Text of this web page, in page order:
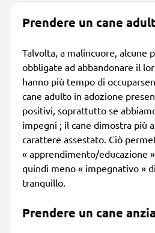
Prendere un cane
Talvolta, a malincuore, alcune
obbligate ad abbandonare il
hanno più tempo di
cane adulto in adozione
positivi, soprattutto se
impegni ; il cane dimostra più
carattere assestato. Ciò
« apprendimento/educazione
quindi meno « impegnativo »
tranquillo.
Prendere un cane